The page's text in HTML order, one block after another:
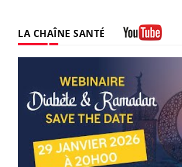
LA CHAÎNE SANTÉ